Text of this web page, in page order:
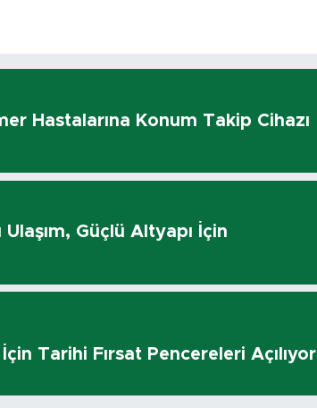
Hastalarına Konum Takip Cihazı
Güçlü Altyapı İçin
Tarihi Fırsat Pencereleri Açılıyor